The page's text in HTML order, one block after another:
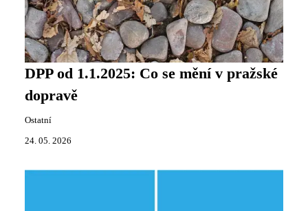
DPP od 1.1.2025: Co se mění v pražské
dopravě
Ostatní
24. 05. 2026